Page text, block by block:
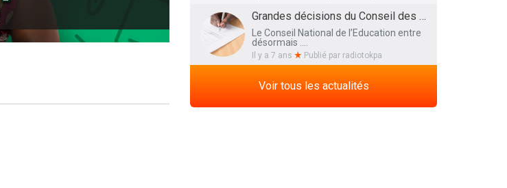
Grandes décisions du Conseil des Ministres de ce 27 Mars 2019 : La liste définitive des membres du Conseil National de l’Education dévoilée
Le Conseil National de l’Education entre
désormais ....
Il y a 7 ans Publié par radiotokpa
Voir tous les actualités